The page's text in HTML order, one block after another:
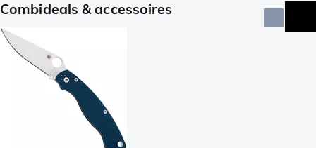
Combideals & accessoires